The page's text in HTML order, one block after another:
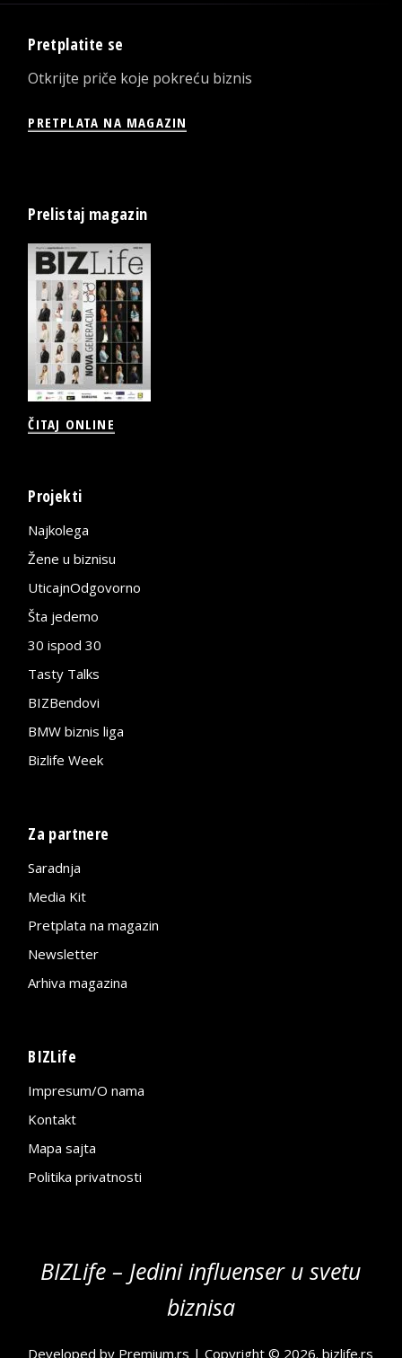
Pretplatite se
Otkrijte priče koje pokreću biznis
PRETPLATA NA MAGAZIN
Prelistaj magazin
ČITAJ ONLINE
Projekti
Najkolega
Žene u biznisu
UticajnOdgovorno
Šta jedemo
30 ispod 30
Tasty Talks
BIZBendovi
BMW biznis liga
Bizlife Week
Za partnere
Saradnja
Media Kit
Pretplata na magazin
Newsletter
Arhiva magazina
BIZLife
Impresum/O nama
Kontakt
Mapa sajta
Politika privatnosti
BIZLife – Jedini influenser u svetu
biznisa
Developed by Premium.rs | Copyright © 2026.bizlife.rs